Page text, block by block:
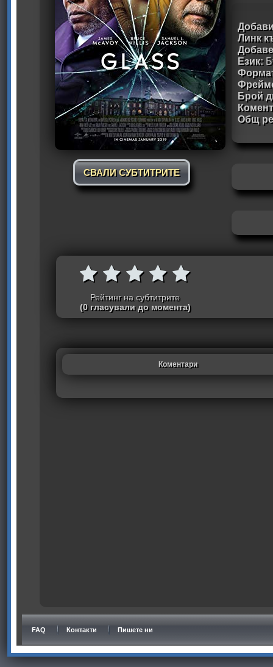
СВАЛИ СУБТИТРИТЕ
Линк
Език:
Брой
Общ
Рейтинг на субтитрите
(0 гласували до момента)
Коментари
FAQ Контакти Пишете ни